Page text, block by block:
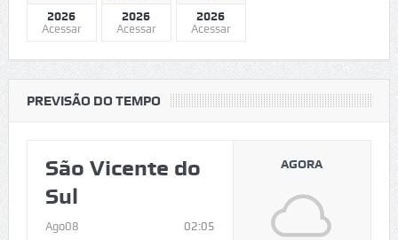
2026
Acessar
2026
Acessar
2026
Acessar
PREVISÃO DO TEMPO
São Vicente do
Sul
Ago08 02:05
AGORA